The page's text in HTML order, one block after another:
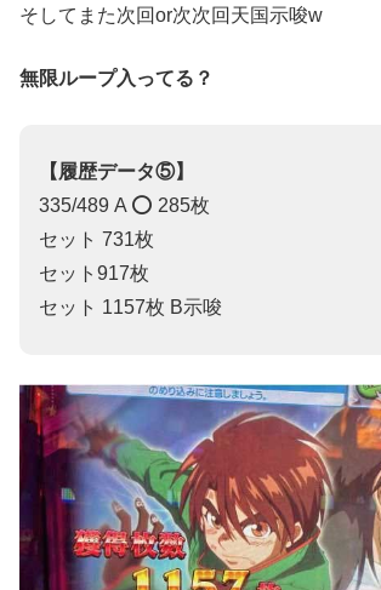
そしてまた次回or次次回天国示唆w
無限ループ入ってる？
【履歴データ⑤】
335/489 A ⭕️ 285枚
セット 731枚
セット917枚
セット 1157枚 B示唆